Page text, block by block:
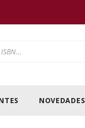
NOVEDADES